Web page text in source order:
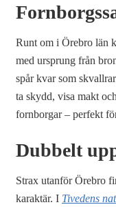
Runt om i Örebro län
med ursprung från
spår kvar som
ta skydd, visa makt
fornborgar – perfekt
Dubbelt
Strax utanför Örebro
karaktär. I Tivedens